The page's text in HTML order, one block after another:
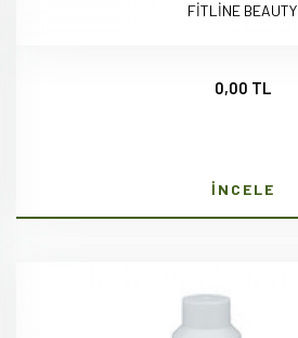
FİTLİNE BEAUTY
0,00 TL
İNCELE